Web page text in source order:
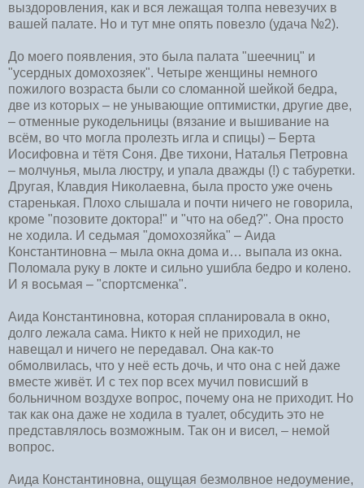
выздоровления, как и вся лежащая толпа невезучих в
вашей палате. Но и тут мне опять повезло (удача №2).
До моего появления, это была палата "шеечниц" и
"усердных домохозяек". Четыре женщины немного
пожилого возраста были со сломанной шейкой бедра,
две из которых – не унывающие оптимистки, другие две,
– отменные рукодельницы (вязание и вышивание на
всём, во что могла пролезть игла и спицы) – Берта
Иосифовна и тётя Соня. Две тихони, Наталья Петровна
– молчунья, мыла люстру, и упала дважды (!) с табуретки.
Другая, Клавдия Николаевна, была просто уже очень
старенькая. Плохо слышала и почти ничего не говорила,
кроме "позовите доктора!" и "что на обед?". Она просто
не ходила. И седьмая "домохозяйка" – Аида
Константиновна – мыла окна дома и… выпала из окна.
Поломала руку в локте и сильно ушибла бедро и колено.
И я восьмая – "спортсменка".
Аида Константиновна, которая спланировала в окно,
долго лежала сама. Никто к ней не приходил, не
навещал и ничего не передавал. Она как-то
обмолвилась, что у неё есть дочь, и что она с ней даже
вместе живёт. И с тех пор всех мучил повисший в
больничном воздухе вопрос, почему она не приходит. Но
так как она даже не ходила в туалет, обсудить это не
представлялось возможным. Так он и висел, – немой
вопрос.
Аида Константиновна, ощущая безмолвное недоумение,